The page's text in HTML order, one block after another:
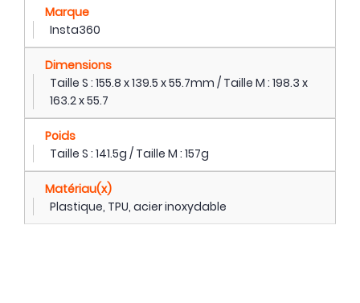
Marque
Insta360
Dimensions
Taille S : 155.8 x 139.5 x 55.7mm / Taille M : 198.3 x
163.2 x 55.7
Poids
Taille S : 141.5g / Taille M : 157g
Matériau(x)
Plastique, TPU, acier inoxydable